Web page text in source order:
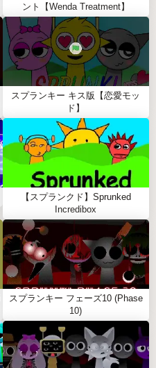
ント【Wenda Treatment】
スプランキー キス版【恋愛モッ
ド】
【スプランクド】Sprunked
Incredibox
スプランキー フェーズ10 (Phase
10)